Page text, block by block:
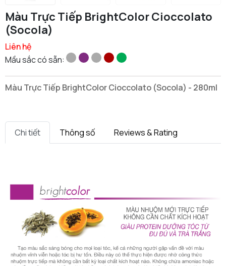
Màu Trực Tiếp BrightColor Cioccolato
(Socola)
Liên hệ
Mầu sắc có sẵn:
Màu Trực Tiếp BrightColor Cioccolato (Socola) - 280ml
Chi tiết Thông số Reviews & Rating